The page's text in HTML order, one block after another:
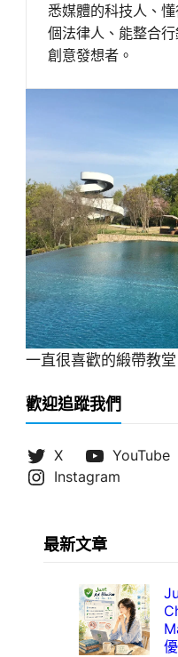
悉媒體的科技人、
個法律人、能整合
創意發想者。
一直很喜歡的緞帶教
歡迎追蹤我們
X YouTube
Instagram
最新文章